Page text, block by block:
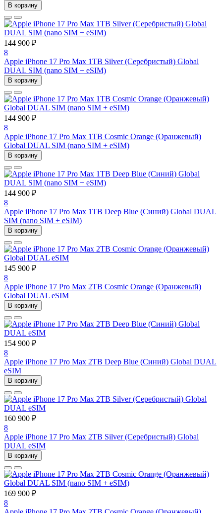
В корзину
144 900 ₽
8
Apple iPhone 17 Pro Max 1TB Silver (Серебристый) Global
DUAL SIM (nano SIM + eSIM)
В корзину
144 900 ₽
8
Apple iPhone 17 Pro Max 1TB Cosmic Orange (Оранжевый)
Global DUAL SIM (nano SIM + eSIM)
В корзину
144 900 ₽
8
Apple iPhone 17 Pro Max 1TB Deep Blue (Синий) Global DUAL
SIM (nano SIM + eSIM)
В корзину
145 900 ₽
8
Apple iPhone 17 Pro Max 2TB Cosmic Orange (Оранжевый)
Global DUAL eSIM
В корзину
154 900 ₽
8
Apple iPhone 17 Pro Max 2TB Deep Blue (Синий) Global DUAL
eSIM
В корзину
160 900 ₽
8
Apple iPhone 17 Pro Max 2TB Silver (Серебристый) Global
DUAL eSIM
В корзину
169 900 ₽
8